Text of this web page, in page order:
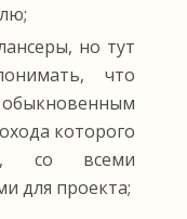
но тут
что
которого
со всеми
для проекта;